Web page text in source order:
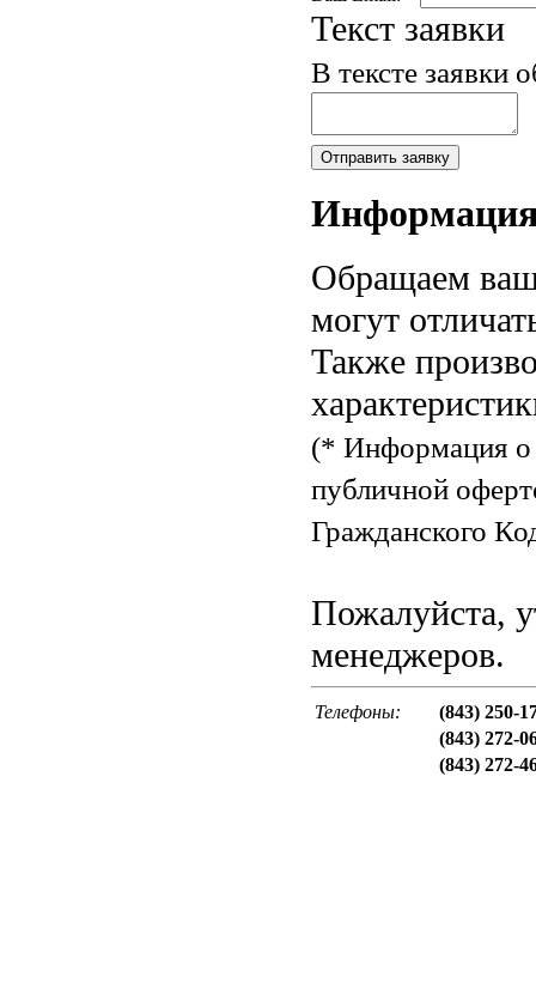
Текст заявки
В тексте заявки
Обращаем
могут
Также
(* Информация о
публичной
Гражданского
Пожалуйста,
менеджеров.
Телефоны:
(843) 250-
(843) 272-
(843) 272-